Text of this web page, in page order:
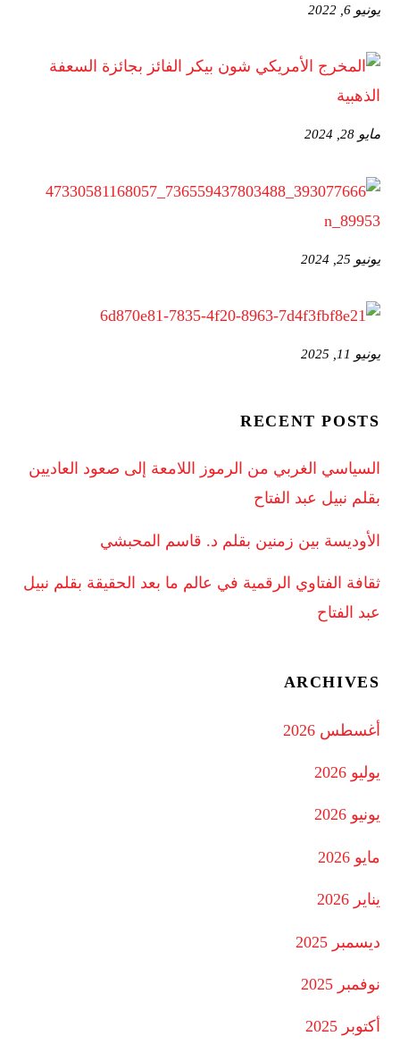
يونيو 6, 2022
مايو 28, 2024
يونيو 25, 2024
يونيو 11, 2025
RECENT POSTS
السياسي الغربي من الرموز اللامعة إلى صعود العاديين
بقلم نبيل عبد الفتاح
الأوديسة بين زمنين بقلم د. قاسم المحبشي
ثقافة الفتاوي الرقمية في عالم ما بعد الحقيقة بقلم نبيل
عبد الفتاح
ARCHIVES
أغسطس 2026
يوليو 2026
يونيو 2026
مايو 2026
يناير 2026
ديسمبر 2025
نوفمبر 2025
أكتوبر 2025